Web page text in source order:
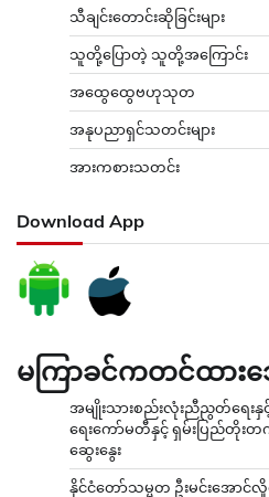
သီချင်းတောင်းဆိုခြင်းများ
သူတို့ပြောတဲ့ သူတို့အကြောင်း
အထွေထွေဗဟုသုတ
အနုပညာရှင်သတင်းများ
အားကစားသတင်း
Download App
မကြာခင်ကတင်ထား
အမျိုးသားစည်းလုံးညီညွတ်ရေးနှင့်
ရေးကော်မတီနှင့် ရှမ်းပြည်တိုးတ
ဆွေးနွေး
နိုင်ငံတော်သမ္မတ ဦးမင်းအောင်